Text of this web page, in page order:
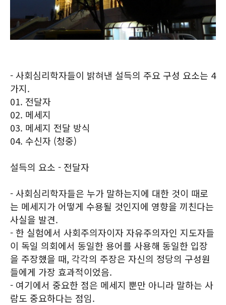
- 사회심리학자들이 밝혀낸 설득의 주요 구성 요소는 4
가지.
01. 전달자
02. 메세지
03. 메세지 전달 방식
04. 수신자 (청중)
설득의 요소 - 전달자
- 사회심리학자들은 누가 말하는지에 대한 것이 때로
는 메세지가 어떻게 수용될 것인지에 영향을 끼친다는
사실을 발견.
- 한 실험에서 사회주의자이자 자유주의자인 지도자들
이 독일 의회에서 동일한 용어를 사용해 동일한 입장
을 주장했을 때, 각각의 주장은 자신의 정당의 구성원
들에게 가장 효과적이었음.
- 여기에서 중요한 점은 메세지 뿐만 아니라 말하는 사
람도 중요하다는 점임.